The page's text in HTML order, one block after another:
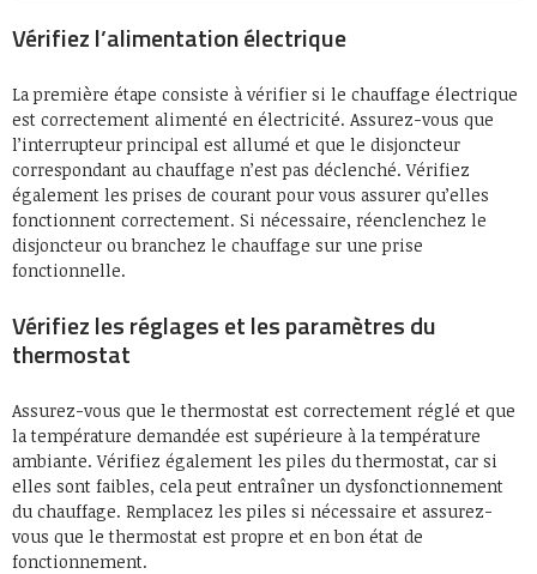
Vérifiez l’alimentation électrique
La première étape consiste à vérifier si le chauffage électrique
est correctement alimenté en électricité. Assurez-vous que
l’interrupteur principal est allumé et que le disjoncteur
correspondant au chauffage n’est pas déclenché. Vérifiez
également les prises de courant pour vous assurer qu’elles
fonctionnent correctement. Si nécessaire, réenclenchez le
disjoncteur ou branchez le chauffage sur une prise
fonctionnelle.
Vérifiez les réglages et les paramètres du
thermostat
Assurez-vous que le thermostat est correctement réglé et que
la température demandée est supérieure à la température
ambiante. Vérifiez également les piles du thermostat, car si
elles sont faibles, cela peut entraîner un dysfonctionnement
du chauffage. Remplacez les piles si nécessaire et assurez-
vous que le thermostat est propre et en bon état de
fonctionnement.